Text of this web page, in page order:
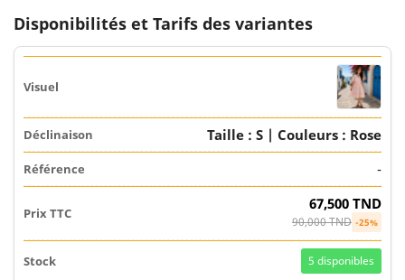
Disponibilités et Tarifs des variantes
Taille : S | Couleurs : Rose
-
67,500 TND
90,000 TND -25%
5 disponibles